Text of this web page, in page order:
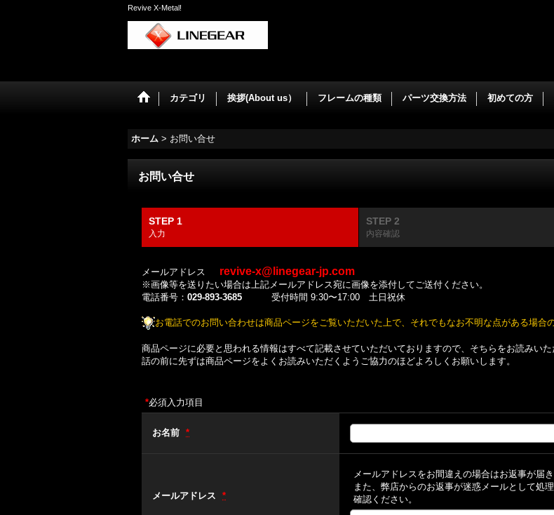
Revive X-Metal!
カテゴリ 挨拶(About us） フレームの種類 パーツ交換方法 初めての方
ホーム > お問い合せ
お問い合せ
STEP 1
入力
STEP 2
内容確認
メールアドレス revive-x@linegear-jp.com
※画像等を送りたい場合は上記メールアドレス宛に画像を添付してご送付ください。
電話番号： 029-893-3685 受付時間 9:30〜17:00 土日祝休
お電話でのお問い合わせは商品ページをご覧いただいた上で、それでもなお不明な点がある場合
商品ページに必要と思われる情報はすべて記載させていただいておりますので、そちらをお読みい
話の前に先ずは商品ページをよくお読みいただくようご協力のほどよろしくお願いします。
*必須入力項目
お名前 *
メールアドレス *
メールアドレスをお間違えの場合はお返事が届
また、弊店からのお返事が迷惑メールとして処
確認ください。